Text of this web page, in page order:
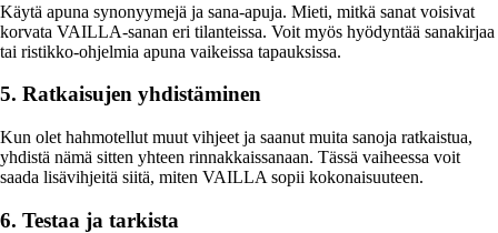
Käytä apuna synonyymejä ja sana-apuja. Mieti, mitkä sanat voisivat
korvata VAILLA-sanan eri tilanteissa. Voit myös hyödyntää sanakirjaa
tai ristikko-ohjelmia apuna vaikeissa tapauksissa.
5. Ratkaisujen yhdistäminen
Kun olet hahmotellut muut vihjeet ja saanut muita sanoja ratkaistua,
yhdistä nämä sitten yhteen rinnakkaissanaan. Tässä vaiheessa voit
saada lisävihjeitä siitä, miten VAILLA sopii kokonaisuuteen.
6. Testaa ja tarkista